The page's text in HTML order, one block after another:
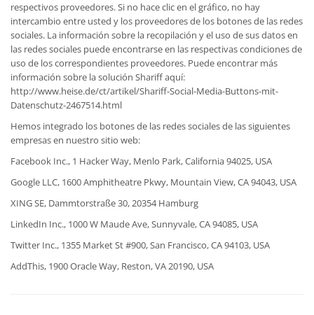
respectivos proveedores. Si no hace clic en el gráfico, no hay
intercambio entre usted y los proveedores de los botones de las redes
sociales. La información sobre la recopilación y el uso de sus datos en
las redes sociales puede encontrarse en las respectivas condiciones de
uso de los correspondientes proveedores. Puede encontrar más
información sobre la solución Shariff aquí:
http://www.heise.de/ct/artikel/Shariff-Social-Media-Buttons-mit-
Datenschutz-2467514.html
Hemos integrado los botones de las redes sociales de las siguientes
empresas en nuestro sitio web:
Facebook Inc., 1 Hacker Way, Menlo Park, California 94025, USA
Google LLC, 1600 Amphitheatre Pkwy, Mountain View, CA 94043, USA
XING SE, Dammtorstraße 30, 20354 Hamburg
LinkedIn Inc., 1000 W Maude Ave, Sunnyvale, CA 94085, USA
Twitter Inc., 1355 Market St #900, San Francisco, CA 94103, USA
AddThis, 1900 Oracle Way, Reston, VA 20190, USA